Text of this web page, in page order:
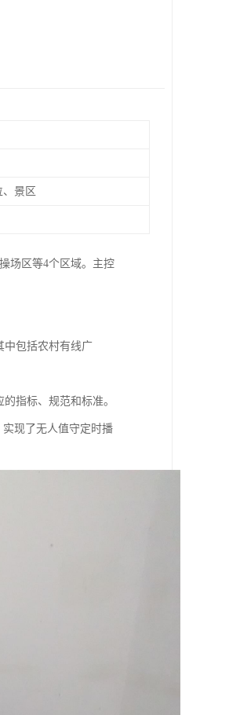
景区
场区等4个区域。主控
中包括农村有线广
指标、规范和标准。
现了无人值守定时播